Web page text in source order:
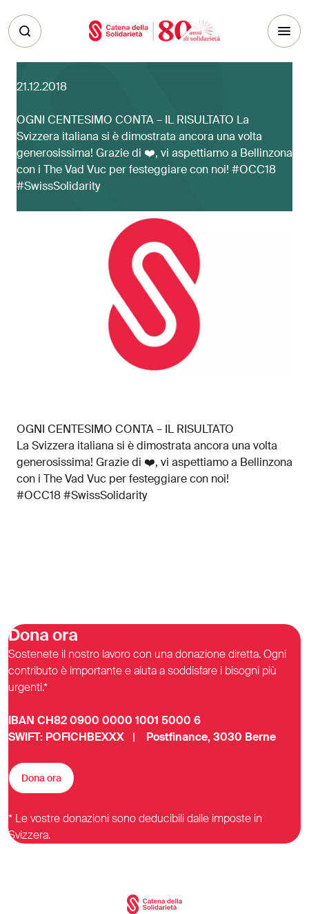
21.12.2018
OGNI CENTESIMO CONTA – IL RISULTATO La
Svizzera italiana si è dimostrata ancora una volta
generosissima! Grazie di ❤️, vi aspettiamo a Bellinzona
con i The Vad Vuc per festeggiare con noi! #OCC18
#SwissSolidarity
OGNI CENTESIMO CONTA – IL RISULTATO
La Svizzera italiana si è dimostrata ancora una volta
generosissima! Grazie di ❤️, vi aspettiamo a Bellinzona
con i The Vad Vuc per festeggiare con noi!
#OCC18 #SwissSolidarity
Dona ora
Sostenete il nostro lavoro con una donazione diretta. Ogni
contributo è importante e aiuta a soddisfare i bisogni più
urgenti.*
IBAN CH82 0900 0000 1001 5000 6
SWIFT: POFICHBEXXX | Postfinance, 3030 Berne
Dona ora
* Le vostre donazioni sono deducibili dalle imposte in
Svizzera.